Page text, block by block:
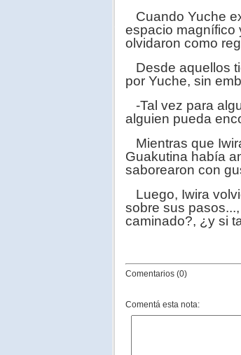
Cuando Yuche
espacio magnífico
olvidaron como
Desde aquellos
por Yuche, sin
-Tal vez para
alguien pueda
Mientras que
Guakutina había
saborearon con
Luego, Iwira
sobre sus
caminado?, ¿y si
Comentarios (0)
Comentá esta nota: